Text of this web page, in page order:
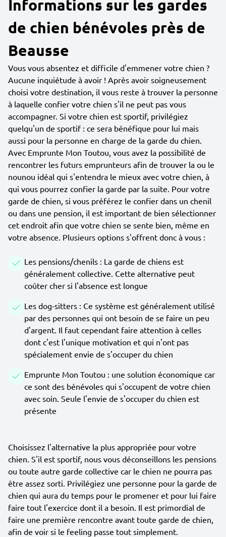
Informations sur les gardes
de chien bénévoles près de
Beausse
Vous vous absentez et difficile d'emmener votre chien ?
Aucune inquiétude à avoir ! Après avoir soigneusement
choisi votre destination, il vous reste à trouver la personne
à laquelle confier votre chien s'il ne peut pas vous
accompagner. Si votre chien est sportif, privilégiez
quelqu'un de sportif : ce sera bénéfique pour lui mais
aussi pour la personne en charge de la garde du chien.
Avec Emprunte Mon Toutou, vous avez la possibilité de
rencontrer les futurs emprunteurs afin de trouver la ou le
nounou idéal qui s'entendra le mieux avec votre chien, à
qui vous pourrez confier la garde par la suite. Pour votre
garde de chien, si vous préférez le confier dans un chenil
ou dans une pension, il est important de bien sélectionner
cet endroit afin que votre chien se sente bien, même en
votre absence. Plusieurs options s'offrent donc à vous :
Les pensions/chenils : La garde de chiens est
généralement collective. Cette alternative peut
coûter cher si l'absence est longue
Les dog-sitters : Ce système est généralement utilisé
par des personnes qui ont besoin de se faire un peu
d'argent. Il faut cependant faire attention à celles
dont c'est l'unique motivation et qui n'ont pas
spécialement envie de s'occuper du chien
Emprunte Mon Toutou : une solution économique car
ce sont des bénévoles qui s'occupent de votre chien
avec soin. Seule l'envie de s'occuper du chien est
présente
Choisissez l'alternative la plus appropriée pour votre
chien. S'il est sportif, nous vous déconseillons les pensions
ou toute autre garde collective car le chien ne pourra pas
être assez sorti. Privilégiez une personne pour la garde de
chien qui aura du temps pour le promener et pour lui faire
faire tout l'exercice dont il a besoin. Il est primordial de
faire une première rencontre avant toute garde de chien,
afin de voir si le feeling passe tout simplement.